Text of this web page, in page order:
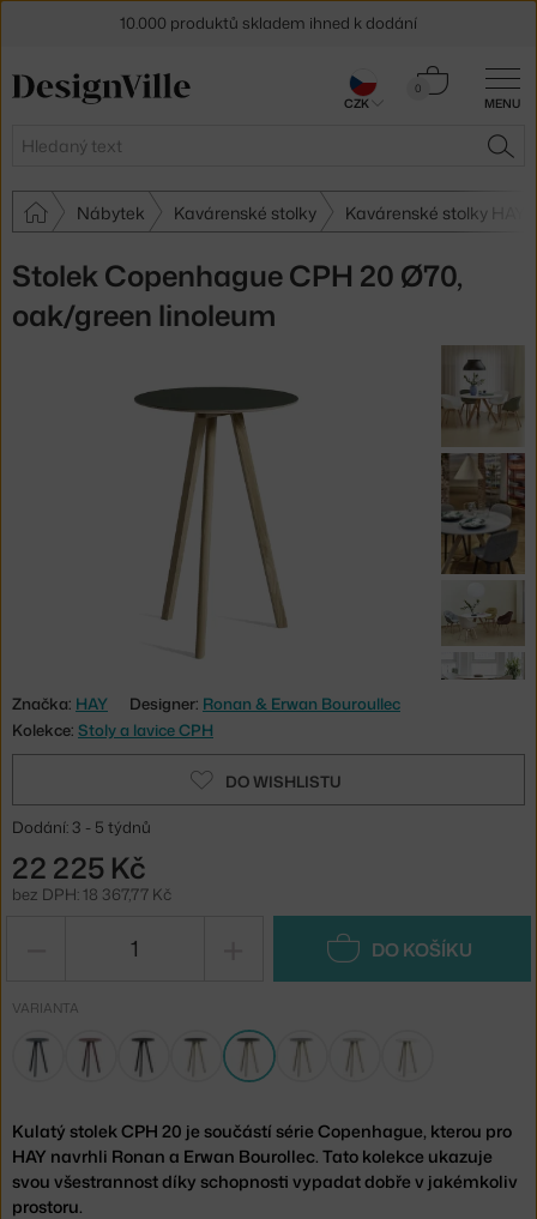
MENU
Hledat
0
Košík
Nábytek Kavárenské stolky Kavárenské stolky HAY
Stolek Copenhague CPH 20 Ø70,
oak/green linoleum
Značka: HAY Designer: Ronan & Erwan Bouroullec
Kolekce: Stoly a lavice CPH
DO WISHLISTU
Dodání: 3 - 5 týdnů
22 225 Kč
bez DPH: 18 367,77 Kč
DO KOŠÍKU
VARIANTA
Kulatý stolek CPH 20 je součástí série Copenhague, kterou pro
HAY navrhli Ronan a Erwan Bourollec. Tato kolekce ukazuje
svou všestrannost díky schopnosti vypadat dobře v jakémkoliv
prostoru.
10.000 produktů skladem ihned k dodání
Sleva 5 % pro odběratele
CZK